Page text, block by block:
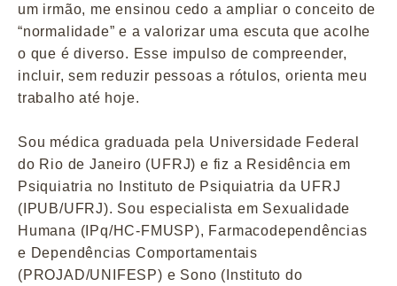
um irmão, me ensinou cedo a ampliar o conceito de
“normalidade” e a valorizar uma escuta que acolhe
o que é diverso. Esse impulso de compreender,
incluir, sem reduzir pessoas a rótulos, orienta meu
trabalho até hoje.
Sou médica graduada pela Universidade Federal
do Rio de Janeiro (UFRJ) e fiz a Residência em
Psiquiatria no Instituto de Psiquiatria da UFRJ
(IPUB/UFRJ). Sou especialista em Sexualidade
Humana (IPq/HC-FMUSP), Farmacodependências
e Dependências Comportamentais
(PROJAD/UNIFESP) e Sono (Instituto do